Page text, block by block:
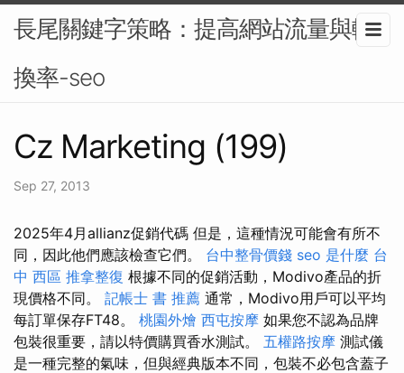
長尾關鍵字策略：提高網站流量與轉
換率-seo
Cz Marketing (199)
Sep 27, 2013
2025年4月allianz促銷代碼 但是，這種情況可能會有所不
同，因此他們應該檢查它們。 台中整骨價錢 seo 是什麼 台
中 西區 推拿整復 根據不同的促銷活動，Modivo產品的折
現價格不同。 記帳士 書 推薦 通常，Modivo用戶可以平均
每訂單保存FT48。 桃園外燴 西屯按摩 如果您不認為品牌
包裝很重要，請以特價購買香水測試。 五權路按摩 測試儀
是一種完整的氣味，但與經典版本不同，包裝不必包含蓋子